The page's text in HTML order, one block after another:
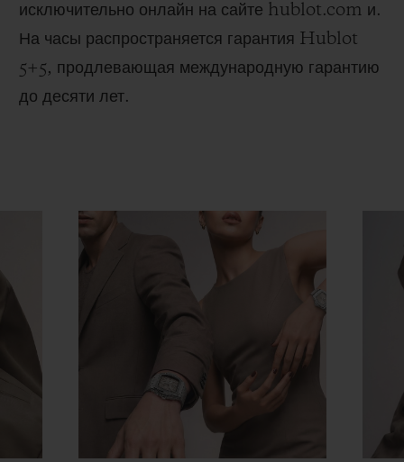
исключительно онлайн на сайте hublot.com и.
На часы распространяется гарантия Hublot
5+5, продлевающая международную гарантию
до десяти лет.